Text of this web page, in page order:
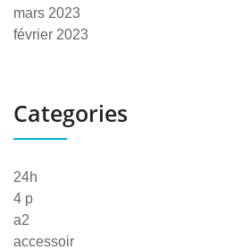
mars 2023
février 2023
Categories
24h
4 p
a2
accessoir